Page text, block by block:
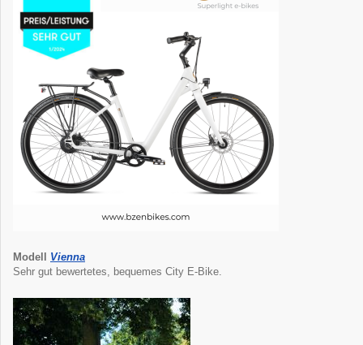
Modell
Vienna
Sehr gut bewertetes, bequemes City E-Bike.